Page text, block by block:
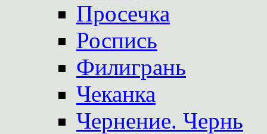
Просечка
Роспись
Филигрань
Чеканка
Чернение. Чернь